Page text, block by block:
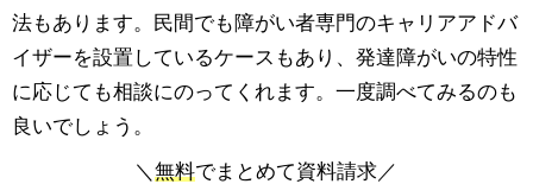
法もあります。民間でも障がい者専門のキャリアアドバ
イザーを設置しているケースもあり、発達障がいの特性
に応じても相談にのってくれます。一度調べてみるのも
良いでしょう。
＼無料でまとめて資料請求／